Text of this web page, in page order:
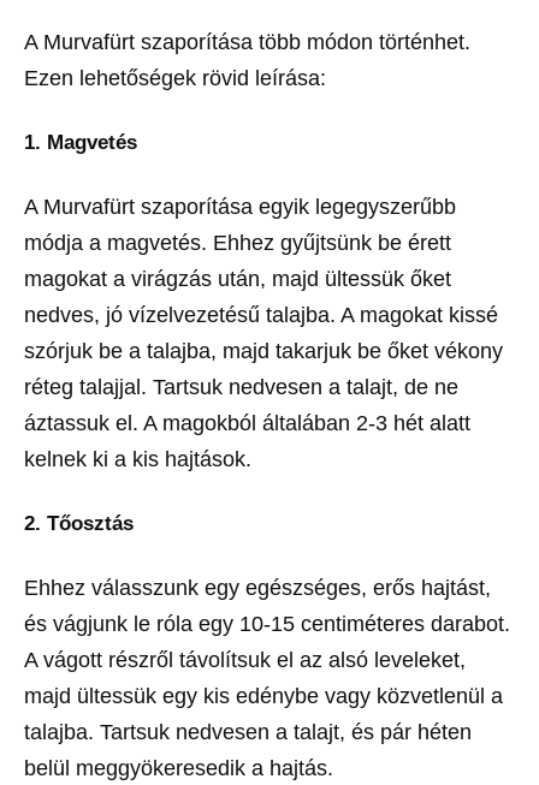
A Murvafürt szaporítása több módon történhet.
Ezen lehetőségek rövid leírása:
1. Magvetés
A Murvafürt szaporítása egyik legegyszerűbb
módja a magvetés. Ehhez gyűjtsünk be érett
magokat a virágzás után, majd ültessük őket
nedves, jó vízelvezetésű talajba. A magokat kissé
szórjuk be a talajba, majd takarjuk be őket vékony
réteg talajjal. Tartsuk nedvesen a talajt, de ne
áztassuk el. A magokból általában 2-3 hét alatt
kelnek ki a kis hajtások.
2. Tőosztás
Ehhez válasszunk egy egészséges, erős hajtást,
és vágjunk le róla egy 10-15 centiméteres darabot.
A vágott részről távolítsuk el az alsó leveleket,
majd ültessük egy kis edénybe vagy közvetlenül a
talajba. Tartsuk nedvesen a talajt, és pár héten
belül meggyökeresedik a hajtás.